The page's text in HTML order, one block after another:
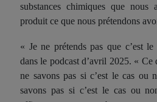
substances chimiques que nous
produit ce que nous prétendons
« Je ne prétends pas que c’est
dans le podcast d’avril 2025. « Ce
ne savons pas si c’est le cas ou
savons pas si c’est le cas ou